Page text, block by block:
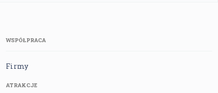
WSPÓŁPRACA
Firmy
ATRAKCJE